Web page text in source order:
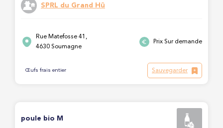
SPRL du Grand Hû
Rue Matefosse 41,
4630 Soumagne
Prix Sur demande
Œufs frais entier Sauvegarder
poule bio M